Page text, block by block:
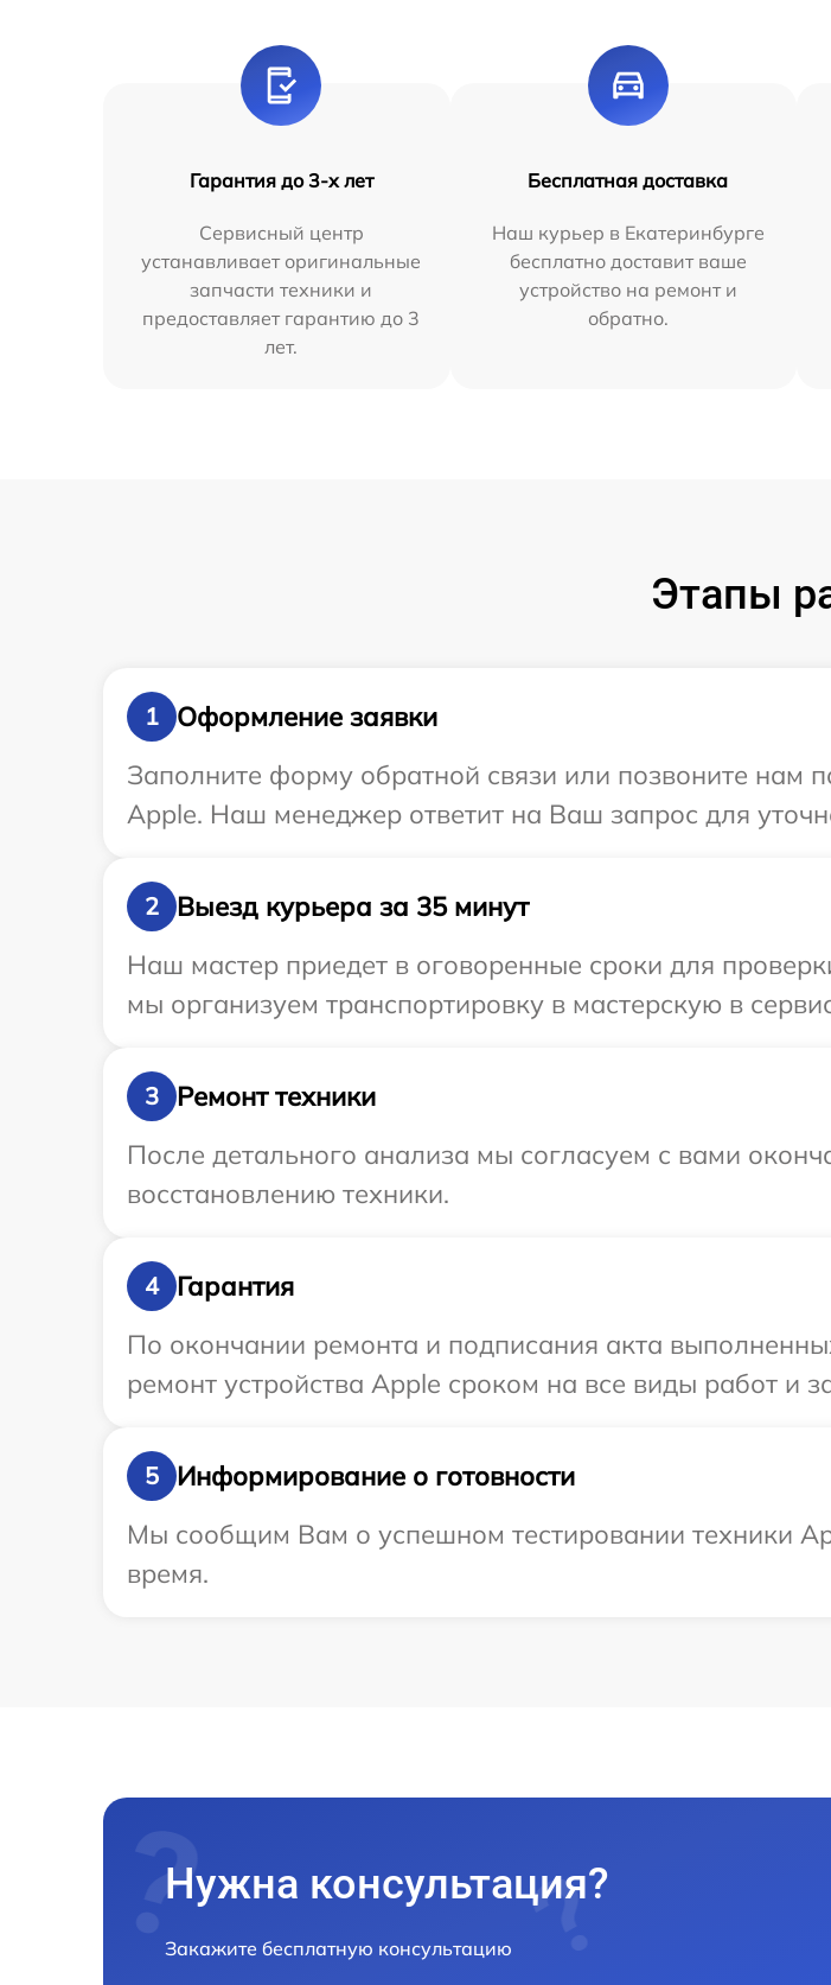
Гарантия до 3-х лет
Сервисный центр
устанавливает оригинальные
запчасти техники и
предоставляет гарантию до 3
лет.
Бесплатная доставка
Наш курьер в Екатеринбурге
бесплатно доставит ваше
устройство на ремонт и
обратно.
Этапы
1
Оформление заявки
Заполните форму обратной связи или позвоните нам
Apple. Наш менеджер ответит на Ваш запрос для
2
Выезд курьера за 35 минут
Наш мастер приедет в оговоренные сроки для
мы организуем транспортировку в мастерскую в
3
Ремонт техники
После детального анализа мы согласуем с вами
восстановлению техники.
4
Гарантия
По окончании ремонта и подписания акта
ремонт устройства Apple сроком на все виды работ и
5
Информирование о готовности
Мы сообщим Вам о успешном тестировании техники
время.
Нужна консультация?
Закажите бесплатную консультацию